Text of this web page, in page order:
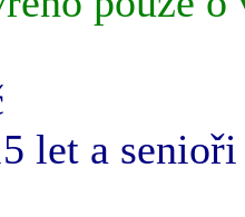
let a